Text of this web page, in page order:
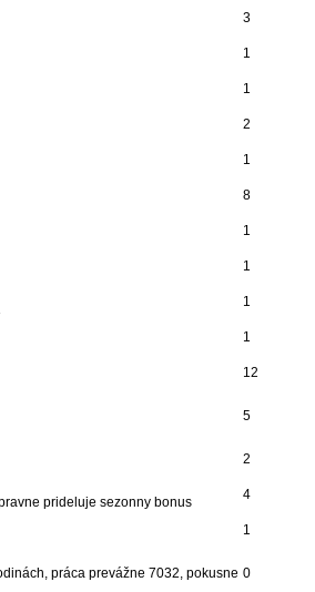
3
1
1
2
1
8
1
1
1
1
12
5
2
prideluje sezonny bonus
4
1
práca prevážne 7032, pokusne 0